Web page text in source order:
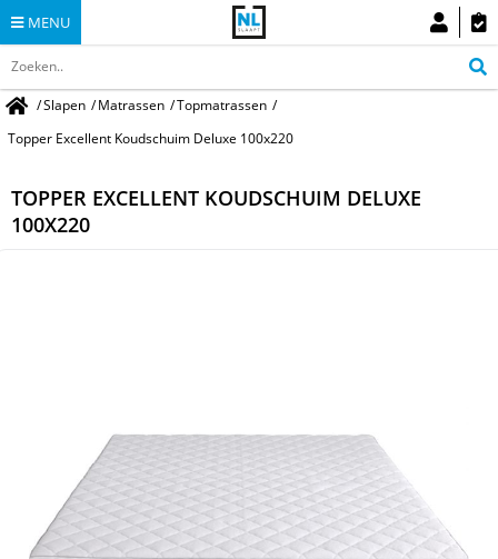
MENU
/Slapen /Matrassen /Topmatrassen /
Topper Excellent Koudschuim Deluxe 100x220
TOPPER EXCELLENT KOUDSCHUIM DELUXE
100X220